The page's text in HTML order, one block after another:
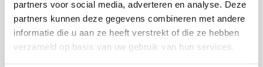
partners voor social media, adverteren en analyse. Deze
partners kunnen deze gegevens combineren met andere
informatie die u aan ze heeft verstrekt of die ze hebben
verzameld op basis van uw gebruik van hun services.
Safetypack
Airbag bestuurder
Airbag passagier